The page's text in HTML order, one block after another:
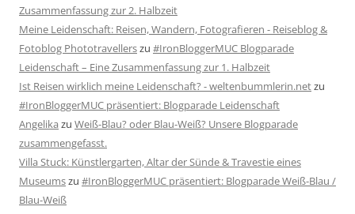
Zusammenfassung zur 2. Halbzeit
Meine Leidenschaft: Reisen, Wandern, Fotografieren - Reiseblog &
Fotoblog Phototravellerszu #IronBloggerMUC Blogparade
Leidenschaft – Eine Zusammenfassung zur 1. Halbzeit
Ist Reisen wirklich meine Leidenschaft? - weltenbummlerin.netzu
#IronBloggerMUC präsentiert: Blogparade Leidenschaft
Angelika zu Weiß-Blau? oder Blau-Weiß? Unsere Blogparade
zusammengefasst.
Villa Stuck: Künstlergarten, Altar der Sünde & Travestie eines
Museumszu #IronBloggerMUC präsentiert: Blogparade Weiß-Blau /
Blau-Weiß